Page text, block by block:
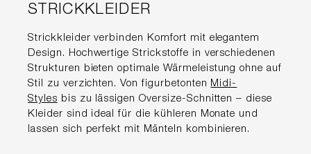
STRICKKLEIDER
Strickkleider verbinden Komfort mit elegantem
Design. Hochwertige Strickstoffe in verschiedenen
Strukturen bieten optimale Wärmeleistung ohne auf
Stil zu verzichten. Von figurbetonten Midi-
Styles bis zu lässigen Oversize-Schnitten – diese
Kleider sind ideal für die kühleren Monate und
lassen sich perfekt mit Mänteln kombinieren.